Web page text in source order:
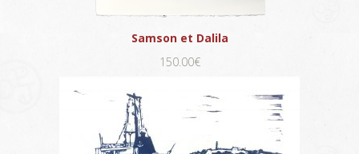
Samson et Dalila
150.00€